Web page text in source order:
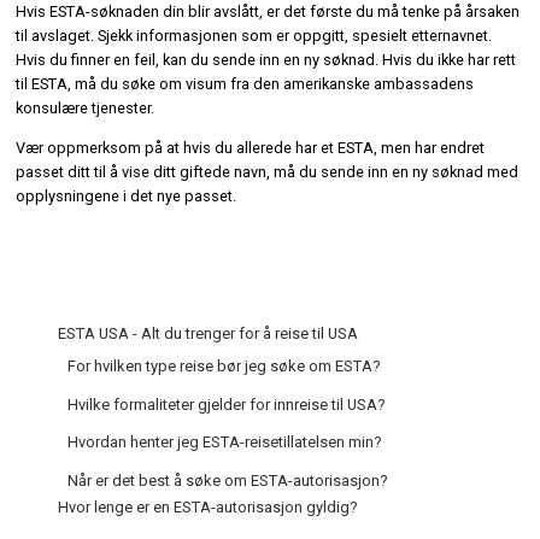
Hvis ESTA-søknaden din blir avslått, er det første du må tenke på årsaken
til avslaget. Sjekk informasjonen som er oppgitt, spesielt etternavnet.
Hvis du finner en feil, kan du sende inn en ny søknad. Hvis du ikke har rett
til ESTA, må du søke om visum fra den amerikanske ambassadens
konsulære tjenester.
Vær oppmerksom på at hvis du allerede har et ESTA, men har endret
passet ditt til å vise ditt giftede navn, må du sende inn en ny søknad med
opplysningene i det nye passet.
ESTA USA - Alt du trenger for å reise til USA
For hvilken type reise bør jeg søke om ESTA?
Hvilke formaliteter gjelder for innreise til USA?
Hvordan henter jeg ESTA-reisetillatelsen min?
Når er det best å søke om ESTA-autorisasjon?
Hvor lenge er en ESTA-autorisasjon gyldig?